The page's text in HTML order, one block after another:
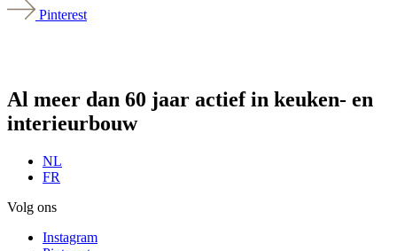
Pinterest
Al meer dan 60 jaar actief in keuken- en
interieurbouw
NL
FR
Volg ons
Instagram